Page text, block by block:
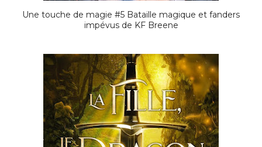
Une touche de magie #5 Bataille magique et fanders
impévus de KF Breene